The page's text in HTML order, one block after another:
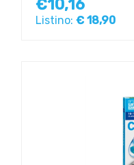
€10,16
Listino: € 18,90